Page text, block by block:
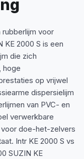
voor
2000 S is een
die zich
hoge
op vrijwel
dispersielijm
van PVC- en
verwerkbare
doe-het-zelvers
Intr KE 2000 S vs
SUZIN KE